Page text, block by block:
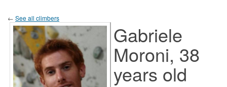
← See all climbers
Gabriele
Moroni, 38
years old